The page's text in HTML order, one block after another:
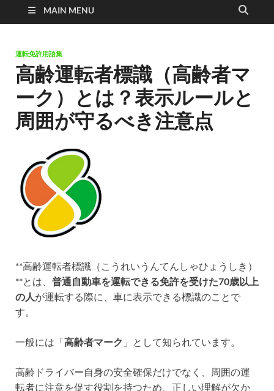
MAIN MENU
運転免許用語集
高齢運転者標識（高齢者マ
ーク）とは？表示ルールと
周囲が守るべき注意点
**高齢運転者標識（こうれいうんてんしゃひょうしき）
**とは、 普通自動車を運転できる免許を受けた70歳以上
の人が運転する際に、車に表示できる標識のことで
す。
一般には「高齢者マーク 」として知られています。
高齢ドライバー自身の安全確保だけでなく、周囲の運
転者に注意を促す役割を持つため、正しい理解が欠か